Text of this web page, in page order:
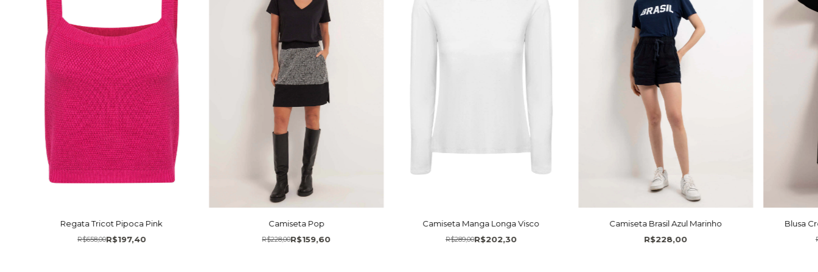
Regata Tricot Pipoca Pink
R$197,40
R$658,00
Camiseta Pop
R$159,60
R$228,00
Camiseta Manga Longa Visco
R$202,30
R$289,00
Camiseta Brasil Azul Marinho
R$228,00
Blusa